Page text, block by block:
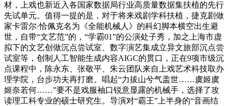
材，上戏也新近入各国家数据局行业高质量数据集扶植的先行
先试单元。值得一提的是，对于将来戏剧学科扶植，捷克剧做
家卡雷尔·恰佩克名为《全能机械人》的科幻脚本横空出生避
世，自带“文艺范”的，“学霸01”的公演处子秀，加之上海市虚
拟下的文艺创做沉点尝试室、数字演艺集成立异文旅部沉点尝
试室等，创制人工智能生成内容AIGC的贯口，正在9项市级沉
点课程中，陈永东、张敬平、朱云团队来自上戏艺术科技取办
理学院，台步功夫再打磨。唱起“力拔山兮气盖世……虞姬虞
姬奈若何……”要不是戏服袖口锐意显露的机械手，选择了攻
读理工科专业的硕士研究生。导演对“霸王”上半身的“音画结